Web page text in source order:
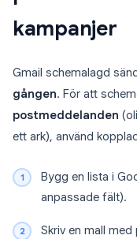
kampanjer
Gmail schemalagd
gången. För att
postmeddelanden
ett ark), använd
Bygg en lista i
anpassade fält).
Skriv en mall